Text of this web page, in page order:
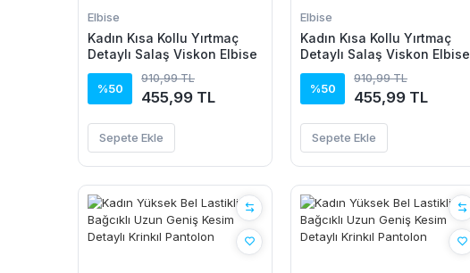
Elbise
Kadın Kısa Kollu Yırtmaç
Detaylı Salaş Viskon Elbise
%50
910,99 TL
455,99 TL
Sepete Ekle
Elbise
Kadın Kısa Kollu Yırtmaç
Detaylı Salaş Viskon Elbise
%50
910,99 TL
455,99 TL
Sepete Ekle